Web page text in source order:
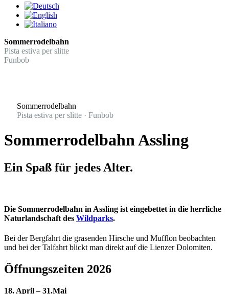
Sommerrodelbahn
Pista estiva per slitte
Funbob
Sommerrodelbahn
Pista estiva per slitte · Funbob
Sommerrodelbahn Assling
Ein Spaß für jedes Alter.
Die Sommerrodelbahn in Assling ist eingebettet in die herrliche
Naturlandschaft des Wildparks.
Bei der Bergfahrt die grasenden Hirsche und Mufflon beobachten
und bei der Talfahrt blickt man direkt auf die Lienzer Dolomiten.
Öffnungszeiten 2026
18. April – 31.Mai